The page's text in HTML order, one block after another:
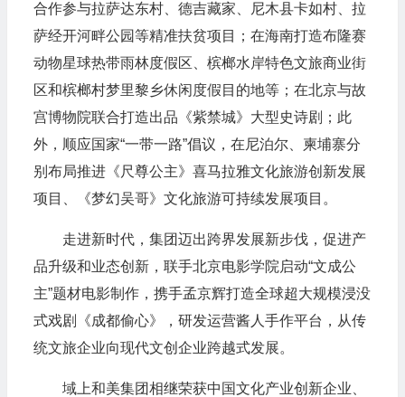
合作参与拉萨达东村、德吉藏家、尼木县卡如村、拉
萨经开河畔公园等精准扶贫项目；在海南打造布隆赛
动物星球热带雨林度假区、槟榔水岸特色文旅商业街
区和槟榔村梦里黎乡休闲度假目的地等；在北京与故
宫博物院联合打造出品《紫禁城》大型史诗剧；此
外，顺应国家“一带一路”倡议，在尼泊尔、柬埔寨分
别布局推进《尺尊公主》喜马拉雅文化旅游创新发展
项目、《梦幻吴哥》文化旅游可持续发展项目。
走进新时代，集团迈出跨界发展新步伐，促进产
品升级和业态创新，联手北京电影学院启动“文成公
主”题材电影制作，携手孟京辉打造全球超大规模浸没
式戏剧《成都偷心》，研发运营酱人手作平台，从传
统文旅企业向现代文创企业跨越式发展。
域上和美集团相继荣获中国文化产业创新企业、